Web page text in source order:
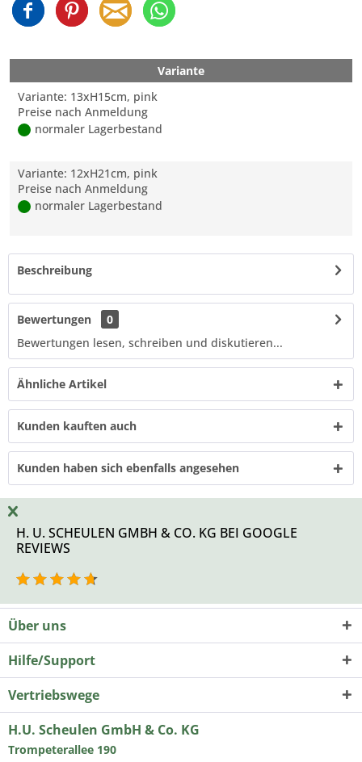
Variante
Variante: 13xH15cm, pink
Preise nach Anmeldung
normaler Lagerbestand
Variante: 12xH21cm, pink
Preise nach Anmeldung
normaler Lagerbestand
Beschreibung
Bewertungen
0
Bewertungen lesen, schreiben und diskutieren...
Ähnliche Artikel
Kunden kauften auch
Kunden haben sich ebenfalls angesehen
H. U. SCHEULEN GMBH & CO. KG BEI GOOGLE
REVIEWS
Über uns
Hilfe/Support
Vertriebswege
H.U. Scheulen GmbH & Co. KG
Trompeterallee 190